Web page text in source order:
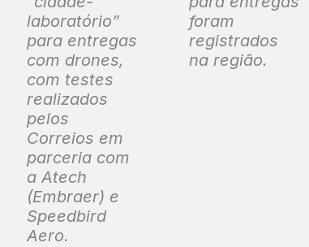
laboratório”
para entregas
com drones,
com testes
realizados
pelos
Correios em
parceria com
a Atech
(Embraer) e
Speedbird
Aero.
foram
registrados
na região.